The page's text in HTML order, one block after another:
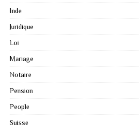
Inde
Juridique
Loi
Mariage
Notaire
Pension
People
Suisse